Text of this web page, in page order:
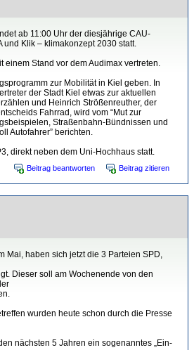
ab 11:00 Uhr der diesjährige CAU-
und Klik – klimakonzept 2030 statt.
einem Stand vor dem Audimax vertreten.
zur Mobilität in Kiel geben. In
der Stadt Kiel etwas zur aktuellen
und Heinrich Strößenreuther, der
Fahrrad, wird vom “Mut zur
Straßenbahn-Bündnissen und
Autofahrer” berichten.
direkt neben dem Uni-Hochhaus statt.
Beitrag beantworten Beitrag zitieren
Mai, haben sich jetzt die 3 Parteien SPD,
Dieser soll am Wochenende von den
wurden heute schon durch die Presse
nächsten 5 Jahren ein sogenanntes „Ein-